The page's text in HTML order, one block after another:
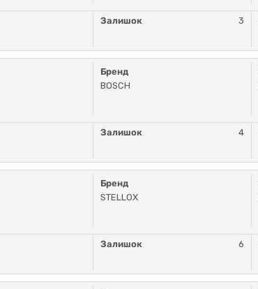
Залишок 3
Бренд
BOSCH
Залишок 4
Бренд
STELLOX
Залишок 6